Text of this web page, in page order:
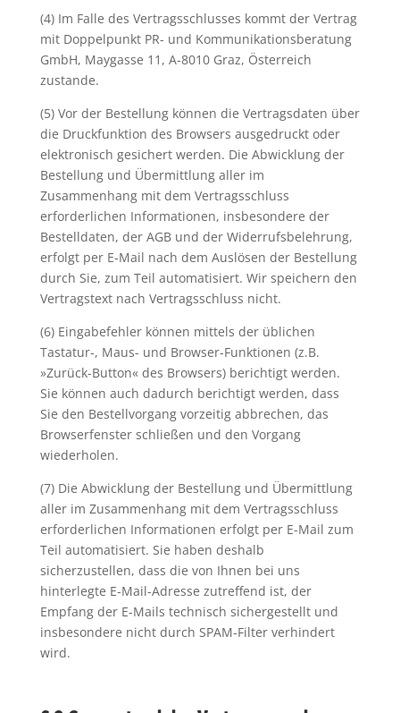
(4) Im Falle des Vertragsschlusses kommt der Vertrag
mit Doppelpunkt PR- und Kommunikationsberatung
GmbH, Maygasse 11, A-8010 Graz, Österreich
zustande.
(5) Vor der Bestellung können die Vertragsdaten über
die Druckfunktion des Browsers ausgedruckt oder
elektronisch gesichert werden. Die Abwicklung der
Bestellung und Übermittlung aller im
Zusammenhang mit dem Vertragsschluss
erforderlichen Informationen, insbesondere der
Bestelldaten, der AGB und der Widerrufsbelehrung,
erfolgt per E-Mail nach dem Auslösen der Bestellung
durch Sie, zum Teil automatisiert. Wir speichern den
Vertragstext nach Vertragsschluss nicht.
(6) Eingabefehler können mittels der üblichen
Tastatur-, Maus- und Browser-Funktionen (z.B.
»Zurück-Button« des Browsers) berichtigt werden.
Sie können auch dadurch berichtigt werden, dass
Sie den Bestellvorgang vorzeitig abbrechen, das
Browserfenster schließen und den Vorgang
wiederholen.
(7) Die Abwicklung der Bestellung und Übermittlung
aller im Zusammenhang mit dem Vertragsschluss
erforderlichen Informationen erfolgt per E-Mail zum
Teil automatisiert. Sie haben deshalb
sicherzustellen, dass die von Ihnen bei uns
hinterlegte E-Mail-Adresse zutreffend ist, der
Empfang der E-Mails technisch sichergestellt und
insbesondere nicht durch SPAM-Filter verhindert
wird.